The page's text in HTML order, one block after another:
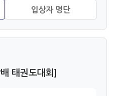
태권도대회]